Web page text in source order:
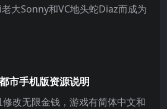
大Sonny和VC地头蛇Diaz而成为
市手机版资源说明
改无限金钱，游戏有简体中文和